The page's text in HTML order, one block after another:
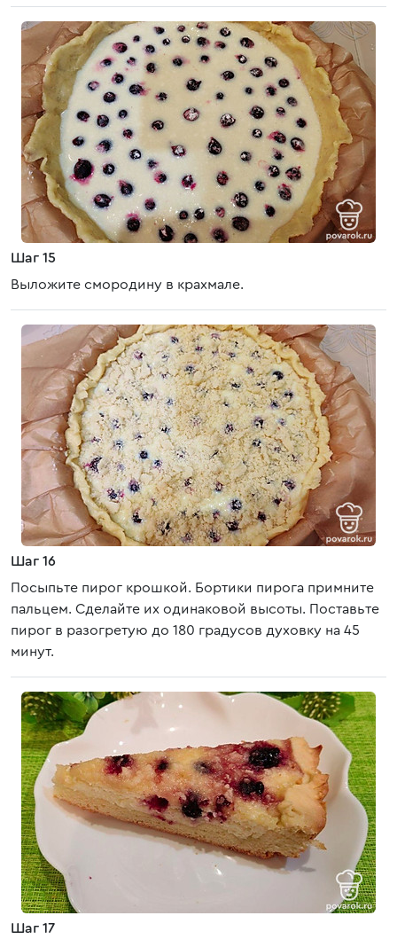
Шаг 15
Выложите смородину в крахмале.
Шаг 16
Посыпьте пирог крошкой. Бортики пирога примните
пальцем. Сделайте их одинаковой высоты. Поставьте
пирог в разогретую до 180 градусов духовку на 45
минут.
Шаг 17